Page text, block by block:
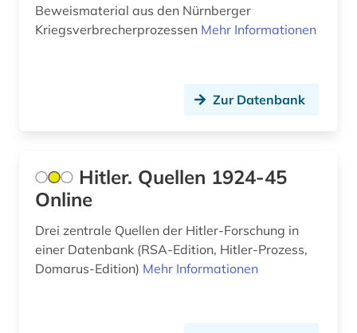
firmendatenbank (1)
flechten (1)
Beweismaterial aus den Nürnberger
Kriegsverbrecherprozessen Mehr Informationen
Zur Datenbank
Hitler. Quellen 1924-45
Online
Drei zentrale Quellen der Hitler-Forschung in
einer Datenbank (RSA-Edition, Hitler-Prozess,
Domarus-Edition) Mehr Informationen